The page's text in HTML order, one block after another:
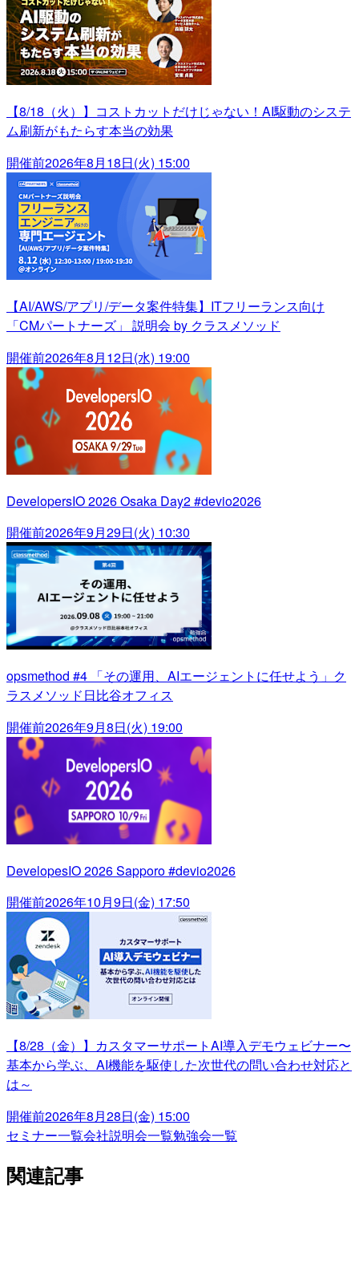
【8/18（火）】コストカットだけじゃない！AI駆動のシステ
ム刷新がもたらす本当の効果
開催前2026年8月18日(火) 15:00
【AI/AWS/アプリ/データ案件特集】ITフリーランス向け
「CMパートナーズ」 説明会 by クラスメソッド
開催前2026年8月12日(水) 19:00
DevelopersIO 2026 Osaka Day2 #devio2026
開催前2026年9月29日(火) 10:30
opsmethod #4 「その運用、AIエージェントに任せよう」ク
ラスメソッド日比谷オフィス
開催前2026年9月8日(火) 19:00
DevelopesIO 2026 Sapporo #devio2026
開催前2026年10月9日(金) 17:50
【8/28（金）】カスタマーサポートAI導入デモウェビナー〜
基本から学ぶ、AI機能を駆使した次世代の問い合わせ対応と
は～
開催前2026年8月28日(金) 15:00
セミナー一覧会社説明会一覧勉強会一覧
関連記事